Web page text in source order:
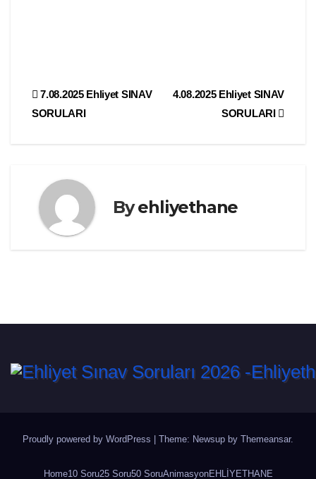
Yazı
4.08.2025 Ehliyet SINAV
SORULARI
7.08.2025 Ehliyet SINAV
SORULARI
Byehliyethane
Proudly powered by WordPress Theme: Newsup by Themeansar.
Home10 Soru25 Soru50 SoruAnimasyonEHLİYETHANE